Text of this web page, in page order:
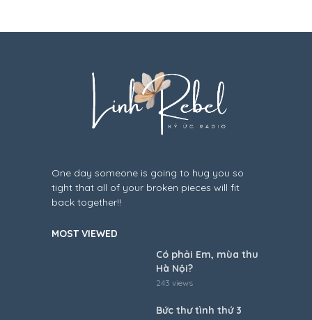
One day someone is going to hug you so
tight that all of your broken pieces will fit
back together!!
MOST VIEWED
Có phải Em, mùa thu
Hà Nội?
243 views
Bức thư tình thứ 3